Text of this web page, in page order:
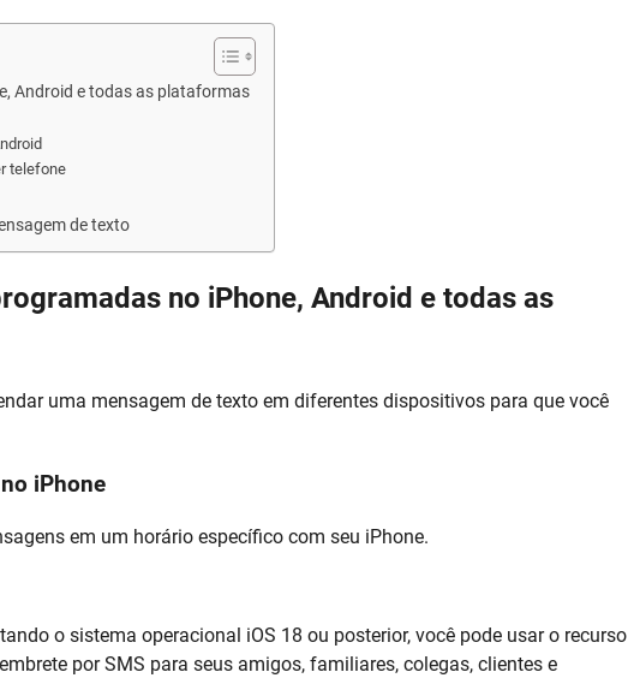
Android e todas as plataformas
telefone
de texto
no iPhone, Android e todas as
uma mensagem de texto em diferentes dispositivos para que você
iPhone
em um horário específico com seu iPhone.
o sistema operacional iOS 18 ou posterior, você pode usar o recurso
por SMS para seus amigos, familiares, colegas, clientes e